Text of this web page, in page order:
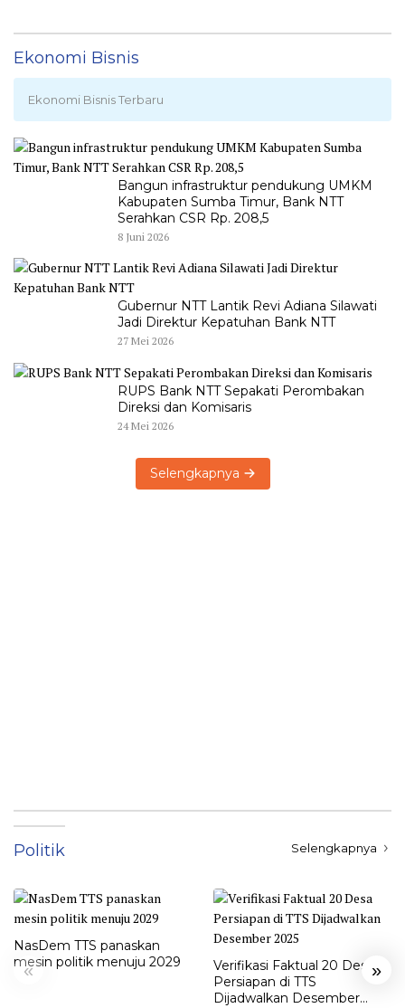
Ekonomi Bisnis
Ekonomi Bisnis Terbaru
Bangun infrastruktur pendukung UMKM
Kabupaten Sumba Timur, Bank NTT
Serahkan CSR Rp. 208,5
8 Juni 2026
Gubernur NTT Lantik Revi Adiana Silawati
Jadi Direktur Kepatuhan Bank NTT
27 Mei 2026
RUPS Bank NTT Sepakati Perombakan
Direksi dan Komisaris
24 Mei 2026
Selengkapnya
Politik Selengkapnya
« »
NasDem TTS panaskan
mesin politik menuju 2029
Verifikasi Faktual 20 Desa
Persiapan di TTS
Dijadwalkan Desember